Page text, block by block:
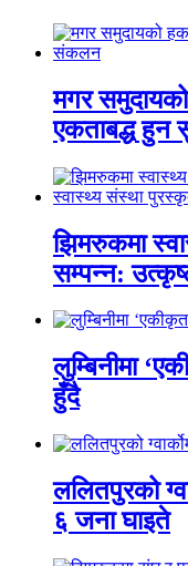
मगर
एकताबद्ध
झिमरुकमा
सम्पन्न:
लुम्बिनीमा
हुँदै
ललितपुरको
६ जना घाइते